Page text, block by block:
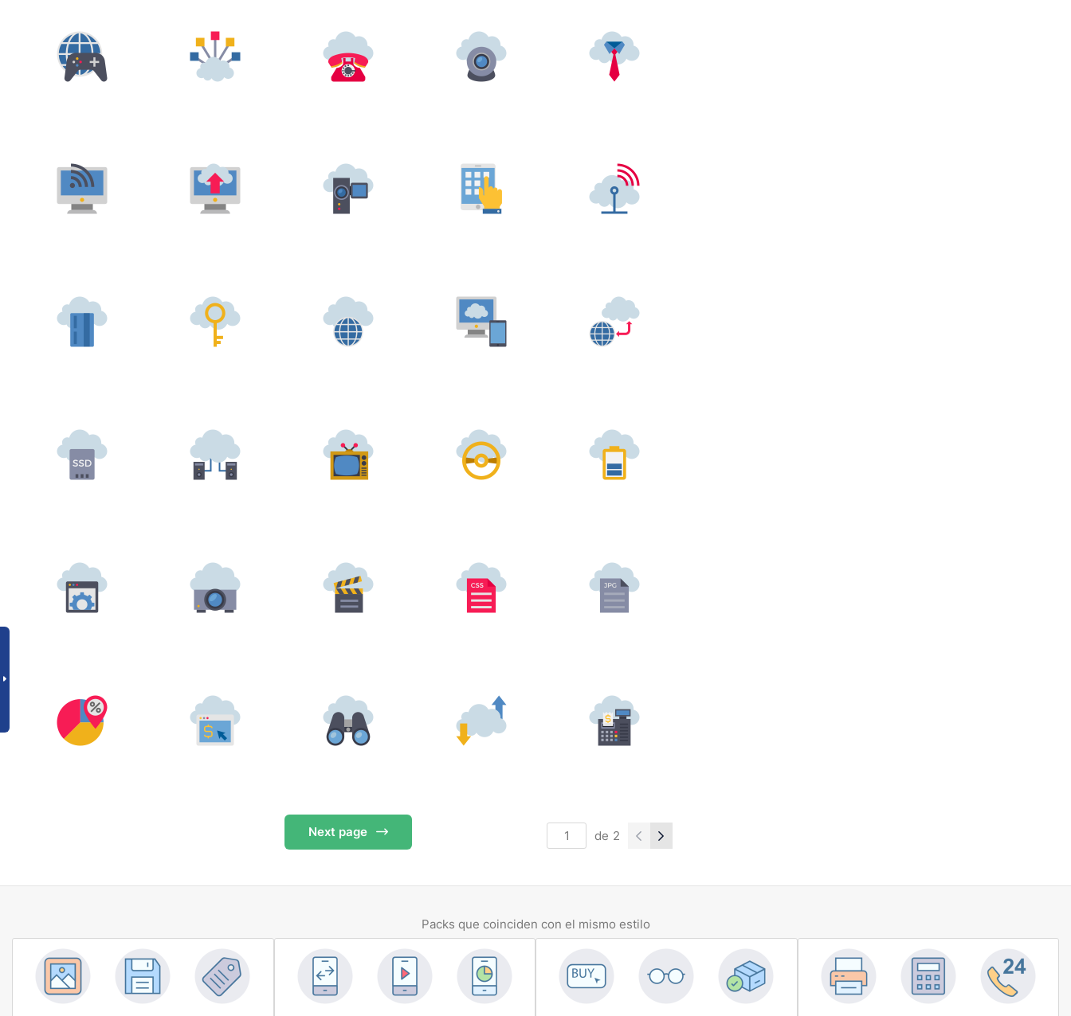
Next page de 2
Packs que coinciden con el mismo estilo